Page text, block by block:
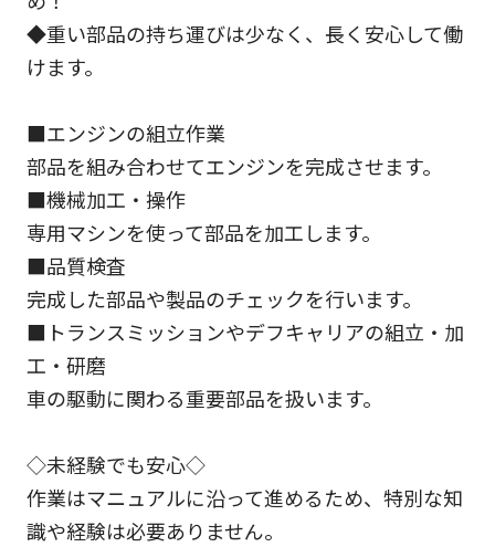
◆重い部品の持ち運びは少なく、長く安心して働
けます。
■エンジンの組立作業
部品を組み合わせてエンジンを完成させます。
■機械加工・操作
専用マシンを使って部品を加工します。
■品質検査
完成した部品や製品のチェックを行います。
■トランスミッションやデフキャリアの組立・加
工・研磨
車の駆動に関わる重要部品を扱います。
◇未経験でも安心◇
作業はマニュアルに沿って進めるため、特別な知
識や経験は必要ありません。